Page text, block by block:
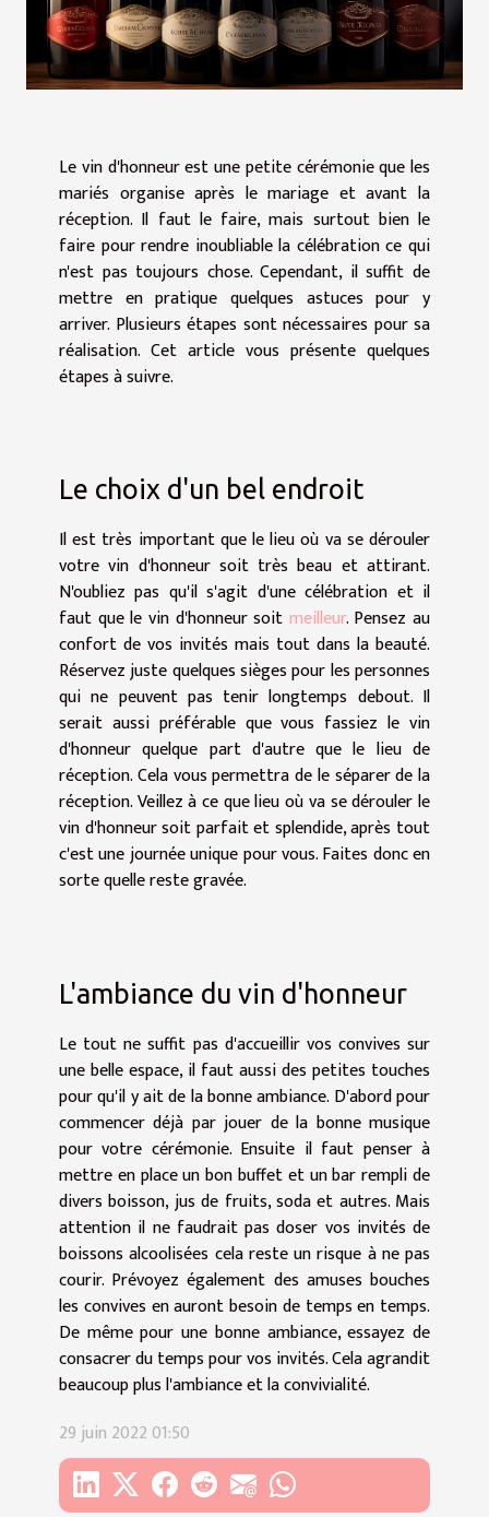
Le vin d'honneur est une petite cérémonie que les
mariés organise après le mariage et avant la
réception. Il faut le faire, mais surtout bien le
faire pour rendre inoubliable la célébration ce qui
n'est pas toujours chose. Cependant, il suffit de
mettre en pratique quelques astuces pour y
arriver. Plusieurs étapes sont nécessaires pour sa
réalisation. Cet article vous présente quelques
étapes à suivre.
Le choix d'un bel endroit
Il est très important que le lieu où va se dérouler
votre vin d'honneur soit très beau et attirant.
N'oubliez pas qu'il s'agit d'une célébration et il
faut que le vin d'honneur soit meilleur. Pensez au
confort de vos invités mais tout dans la beauté.
Réservez juste quelques sièges pour les personnes
qui ne peuvent pas tenir longtemps debout. Il
serait aussi préférable que vous fassiez le vin
d'honneur quelque part d'autre que le lieu de
réception. Cela vous permettra de le séparer de la
réception. Veillez à ce que lieu où va se dérouler le
vin d'honneur soit parfait et splendide, après tout
c'est une journée unique pour vous. Faites donc en
sorte quelle reste gravée.
L'ambiance du vin d'honneur
Le tout ne suffit pas d'accueillir vos convives sur
une belle espace, il faut aussi des petites touches
pour qu'il y ait de la bonne ambiance. D'abord pour
commencer déjà par jouer de la bonne musique
pour votre cérémonie. Ensuite il faut penser à
mettre en place un bon buffet et un bar rempli de
divers boisson, jus de fruits, soda et autres. Mais
attention il ne faudrait pas doser vos invités de
boissons alcoolisées cela reste un risque à ne pas
courir. Prévoyez également des amuses bouches
les convives en auront besoin de temps en temps.
De même pour une bonne ambiance, essayez de
consacrer du temps pour vos invités. Cela agrandit
beaucoup plus l'ambiance et la convivialité.
29 juin 2022 01:50